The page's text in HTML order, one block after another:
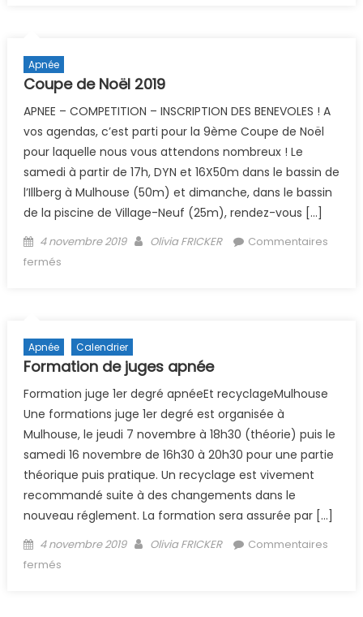
Apnée
Coupe de Noël 2019
APNEE – COMPETITION – INSCRIPTION DES BENEVOLES ! A
vos agendas, c’est parti pour la 9ème Coupe de Noël
pour laquelle nous vous attendons nombreux ! Le
samedi à partir de 17h, DYN et 16X50m dans le bassin de
l’Illberg à Mulhouse (50m) et dimanche, dans le bassin
de la piscine de Village-Neuf (25m), rendez-vous […]
Posted on
4 novembre 2019 Author
Olivia FRICKER
Commentaires
fermés
Apnée Calendrier
Formation de juges apnée
Formation juge 1er degré apnéeEt recyclageMulhouse
Une formations juge 1er degré est organisée à
Mulhouse, le jeudi 7 novembre à 18h30 (théorie) puis le
samedi 16 novembre de 16h30 à 20h30 pour une partie
théorique puis pratique. Un recyclage est vivement
recommandé suite à des changements dans le
nouveau réglement. La formation sera assurée par […]
Posted on
4 novembre 2019 Author
Olivia FRICKER
Commentaires
fermés